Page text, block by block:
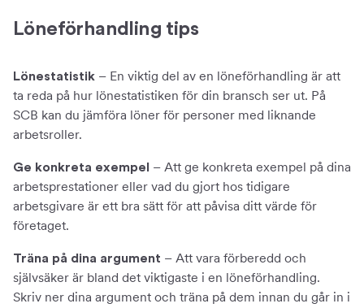
Löneförhandling tips
Lönestatistik – En viktig del av en löneförhandling är att
ta reda på hur lönestatistiken för din bransch ser ut. På
SCB kan du jämföra löner för personer med liknande
arbetsroller.
Ge konkreta exempel – Att ge konkreta exempel på dina
arbetsprestationer eller vad du gjort hos tidigare
arbetsgivare är ett bra sätt för att påvisa ditt värde för
företaget.
Träna på dina argument – Att vara förberedd och
självsäker är bland det viktigaste i en löneförhandling.
Skriv ner dina argument och träna på dem innan du går in i